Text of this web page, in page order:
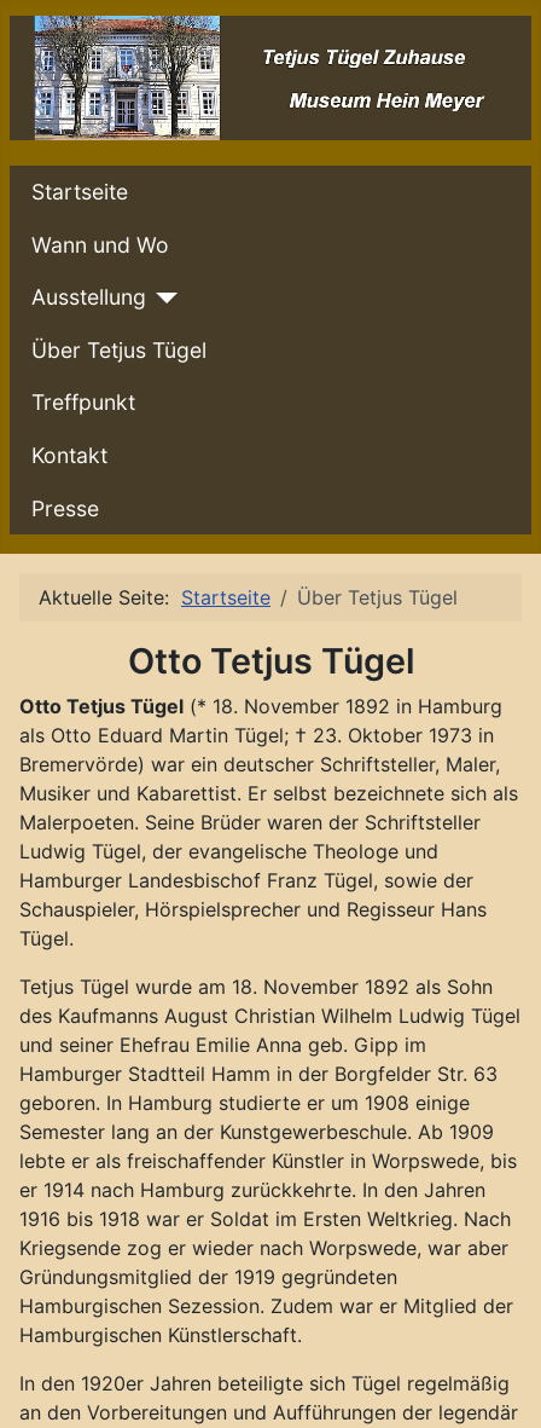
Startseite
Wann und Wo
Ausstellung
Über Tetjus Tügel
Treffpunkt
Kontakt
Presse
Aktuelle Seite: Startseite Über Tetjus Tügel
Otto Tetjus Tügel
Otto Tetjus Tügel (* 18. November 1892 in Hamburg
als Otto Eduard Martin Tügel; † 23. Oktober 1973 in
Bremervörde) war ein deutscher Schriftsteller, Maler,
Musiker und Kabarettist. Er selbst bezeichnete sich als
Malerpoeten. Seine Brüder waren der Schriftsteller
Ludwig Tügel, der evangelische Theologe und
Hamburger Landesbischof Franz Tügel, sowie der
Schauspieler, Hörspielsprecher und Regisseur Hans
Tügel.
Tetjus Tügel wurde am 18. November 1892 als Sohn
des Kaufmanns August Christian Wilhelm Ludwig Tügel
und seiner Ehefrau Emilie Anna geb. Gipp im
Hamburger Stadtteil Hamm in der Borgfelder Str. 63
geboren. In Hamburg studierte er um 1908 einige
Semester lang an der Kunstgewerbeschule. Ab 1909
lebte er als freischaffender Künstler in Worpswede, bis
er 1914 nach Hamburg zurückkehrte. In den Jahren
1916 bis 1918 war er Soldat im Ersten Weltkrieg. Nach
Kriegsende zog er wieder nach Worpswede, war aber
Gründungsmitglied der 1919 gegründeten
Hamburgischen Sezession. Zudem war er Mitglied der
Hamburgischen Künstlerschaft.
In den 1920er Jahren beteiligte sich Tügel regelmäßig
an den Vorbereitungen und Aufführungen der legendär